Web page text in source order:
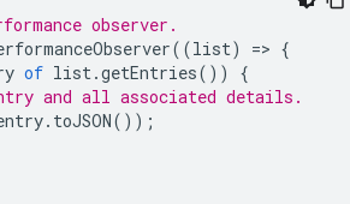
observer.
((list) => {
of list.getEntries())
{
and all associated details.
. toJSON());